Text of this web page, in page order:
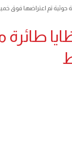
حوثية تم اعتراضها فوق
طائرة